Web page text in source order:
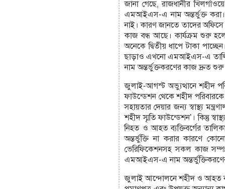
জানা গেছে, রাজধানীর
এমআইএস-এ নাম অন্তর্ভুক্ত
নাই। কারণ জানতে তাদের
কাজ বন্ধ আছে। কার্যক্রম শুরু
অনেকে দ্বিতীয় ধাপে টাকা
ছাড়াও এখনো এমআইএস-এ
নাম অন্তর্ভুক্তকরণের কাজ দ্রুত শুরু
জুলাই-আগস্ট অভ্যুত্থানে শহীদ
ফাউন্ডেশন থেকে শহীদ
সহায়তার দেয়ার জন্য স্বাস্থ্য
শহীদ স্মৃতি ফাউন্ডেশন’। কিন্তু
নিহত ও আহত ব্যক্তিবর্গের
অন্তর্ভুক্তি না করার কারণে
ভেরিফিকেশনসহ সকল কাজ
এমআইএস-এ নাম অন্তর্ভুক্তিকরণের
জুলাই আন্দোলনে শহীদ ও আহত